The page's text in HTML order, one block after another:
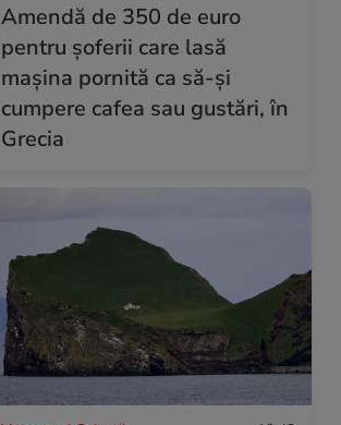
Amendă de 350 de euro
pentru șoferii care lasă
mașina pornită ca să-și
cumpere cafea sau gustări, în
Grecia